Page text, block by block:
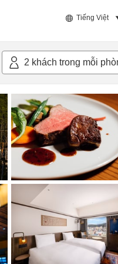
Tiếng Việt
2 khách trong mỗi